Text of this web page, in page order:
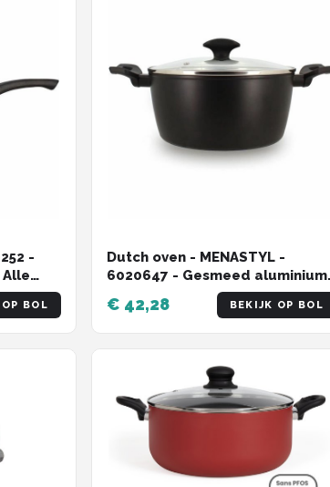
-
BOL
Dutch oven - MENASTYL -
6020647 - Gesmeed aluminium
- 24 cm - Zwart - Geschikt voor
alle warmtebronnen inclusief
inductie
€ 42,28 BEKIJK OP BOL